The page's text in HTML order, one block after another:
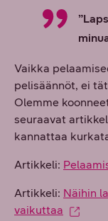
Vaikka
pelisäännöt, ei
Olemme
seuraavat
kannattaa
Artikkeli:
Artikkeli: Näihin
vaikuttaa